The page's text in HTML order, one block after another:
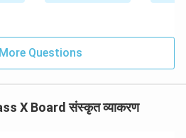
Questions
X Board संस्कृत व्याकरण